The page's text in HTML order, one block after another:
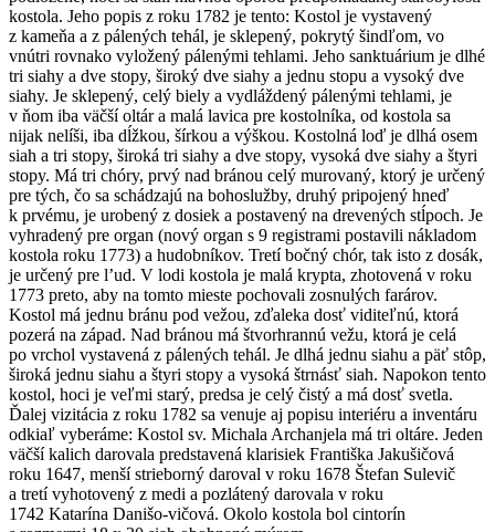
kostola. Jeho popis z roku 1782 je tento: Kostol je vystavený
z kameňa a z pálených tehál, je sklepený, pokrytý šindľom, vo
vnútri rovnako vyložený pálenými tehlami. Jeho sanktuárium je dlhé
tri siahy a dve stopy, široký dve siahy a jednu stopu a vysoký dve
siahy. Je sklepený, celý biely a vydláždený pálenými tehlami, je
v ňom iba väčší oltár a malá lavica pre kostolníka, od kostola sa
nijak nelíši, iba dĺžkou, šírkou a výškou. Kostolná loď je dlhá osem
siah a tri stopy, široká tri siahy a dve stopy, vysoká dve siahy a štyri
stopy. Má tri chóry, prvý nad bránou celý murovaný, ktorý je určený
pre tých, čo sa schádzajú na bohoslužby, druhý pripojený hneď
k prvému, je urobený z dosiek a postavený na drevených stĺpoch. Je
vyhradený pre organ (nový organ s 9 registrami postavili nákladom
kostola roku 1773) a hudobníkov. Tretí bočný chór, tak isto z dosák,
je určený pre l’ud. V lodi kostola je malá krypta, zhotovená v roku
1773 preto, aby na tomto mieste pochovali zosnulých farárov.
Kostol má jednu bránu pod vežou, zďaleka dosť viditeľnú, ktorá
pozerá na západ. Nad bránou má štvorhrannú vežu, ktorá je celá
po vrchol vystavená z pálených tehál. Je dlhá jednu siahu a päť stôp,
široká jednu siahu a štyri stopy a vysoká štrnásť siah. Napokon tento
kostol, hoci je veľmi starý, predsa je celý čistý a má dosť svetla.
Ďalej vizitácia z roku 1782 sa venuje aj popisu interiéru a inventáru
odkiaľ vyberáme: Kostol sv. Michala Archanjela má tri oltáre. Jeden
väčší kalich darovala predstavená klarisiek Františka Jakušičová
roku 1647, menší strieborný daroval v roku 1678 Štefan Sulevič
a tretí vyhotovený z medi a pozlátený darovala v roku
1742 Katarína Danišo-vičová. Okolo kostola bol cintorín